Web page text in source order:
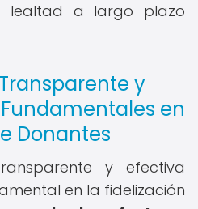
lealtad a largo plazo
y
en
Donantes
y efectiva
en la fidelización